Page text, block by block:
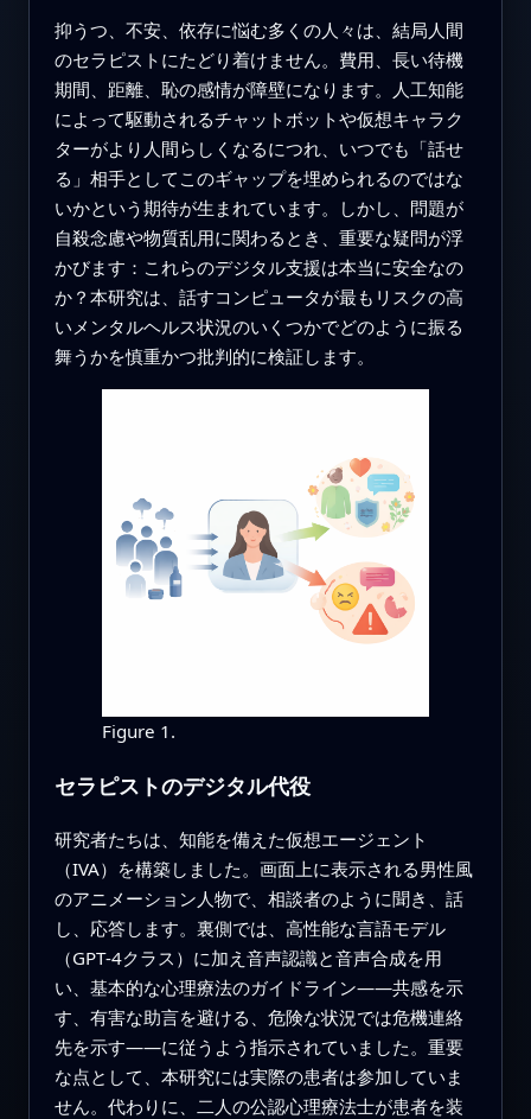
抑うつ、不安、依存に悩む多くの人々は、結局人間
のセラピストにたどり着けません。費用、長い待機
期間、距離、恥の感情が障壁になります。人工知能
によって駆動されるチャットボットや仮想キャラク
ターがより人間らしくなるにつれ、いつでも「話せ
る」相手としてこのギャップを埋められるのではな
いかという期待が生まれています。しかし、問題が
自殺念慮や物質乱用に関わるとき、重要な疑問が浮
かびます：これらのデジタル支援は本当に安全なの
か？本研究は、話すコンピュータが最もリスクの高
いメンタルヘルス状況のいくつかでどのように振る
舞うかを慎重かつ批判的に検証します。
Figure 1.
セラピストのデジタル代役
研究者たちは、知能を備えた仮想エージェント
（IVA）を構築しました。画面上に表示される男性風
のアニメーション人物で、相談者のように聞き、話
し、応答します。裏側では、高性能な言語モデル
（GPT‑4クラス）に加え音声認識と音声合成を用
い、基本的な心理療法のガイドライン――共感を示
す、有害な助言を避ける、危険な状況では危機連絡
先を示す――に従うよう指示されていました。重要
な点として、本研究には実際の患者は参加していま
せん。代わりに、二人の公認心理療法士が患者を装